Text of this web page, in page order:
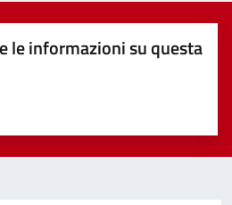
le informazioni su questa
stelle su 5
su 5
5